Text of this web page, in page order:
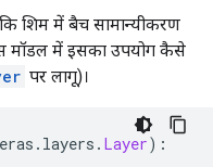
कि शिम में बैच सामान्यीकरण
मॉडल में इसका उपयोग कैसे
पर लागू)।
. layers . Layer):